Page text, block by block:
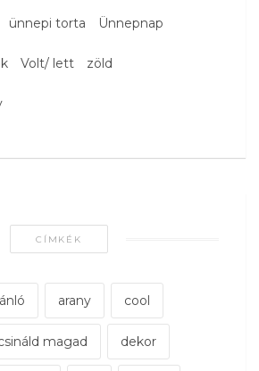
ünnepi torta Ünnepnap
Volt/ lett zöld
CÍMKÉK
arany cool
magad dekor